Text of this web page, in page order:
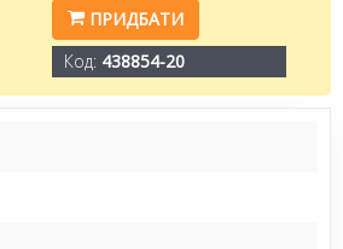
ПРИДБАТИ
Код: 438854-20